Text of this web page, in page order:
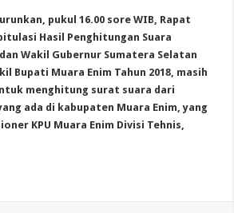
pukul 16.00 sore WIB, Rapat
Hasil Penghitungan Suara
Wakil Gubernur Sumatera Selatan
Bupati Muara Enim Tahun 2018, masih
menghitung surat suara dari
ada di kabupaten Muara Enim, yang
KPU Muara Enim Divisi Tehnis,